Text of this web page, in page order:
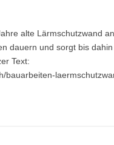
alte Lärmschutzwand
dauern und sorgt bis
Text:
bauarbeiten-